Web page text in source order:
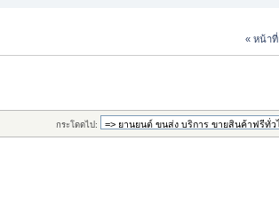
« หน้า
กระโดดไป: